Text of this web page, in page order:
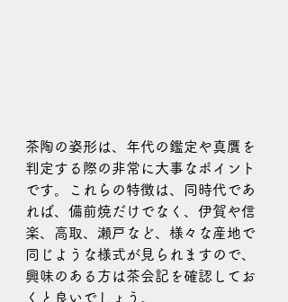
茶陶の姿形は、年代の鑑定や真贋を
判定する際の非常に大事なポイント
です。これらの特徴は、同時代であ
れば、備前焼だけでなく、伊賀や信
楽、高取、瀬戸など、様々な産地で
同じような様式が見られますので、
興味のある方は茶会記を確認してお
くと良いでしょう。